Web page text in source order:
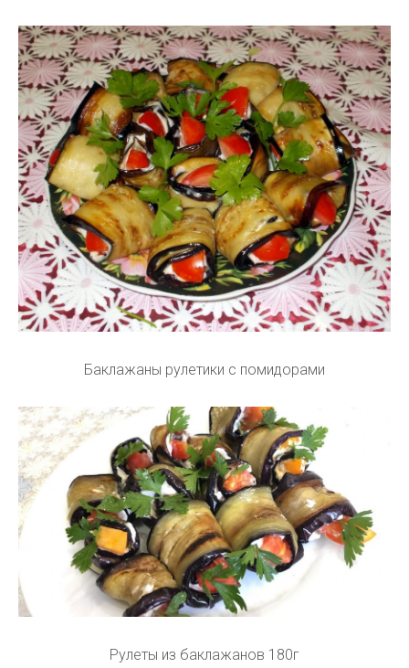
Баклажаны рулетики с помидорами
Рулеты из баклажанов 180г